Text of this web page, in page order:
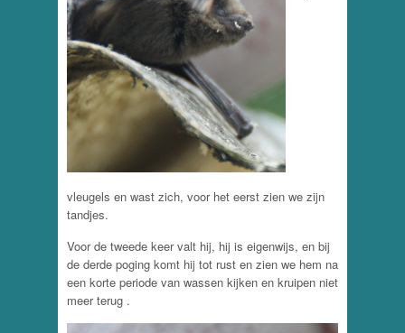
vleugels en wast zich, voor het eerst zien we zijn
tandjes.
Voor de tweede keer valt hij, hij is eigenwijs, en bij
de derde poging komt hij tot rust en zien we hem na
een korte periode van wassen kijken en kruipen niet
meer terug .